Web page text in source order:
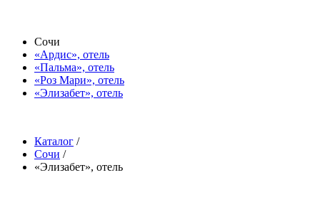
Сочи
«Ардис», отель
«Пальма», отель
«Роз Мари», отель
«Элизабет», отель
Каталог /
Сочи /
«Элизабет», отель